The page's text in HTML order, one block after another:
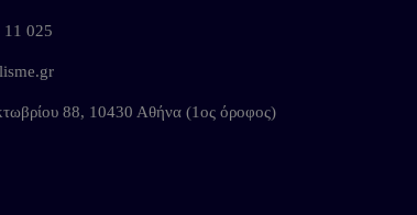
11 025
88, 10430 Αθήνα (1ος όροφος)